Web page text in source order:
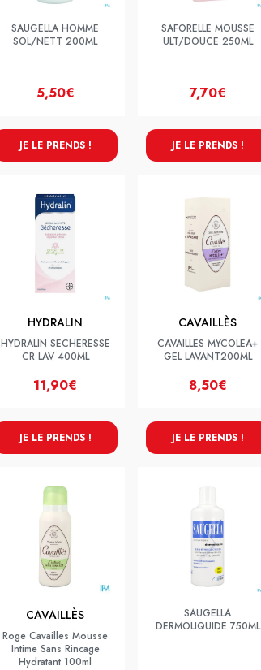
SAUGELLA HOMME
SOL/NETT 200ML
5,50€
JE LE PRENDS !
SAFORELLE MOUSSE
ULT/DOUCE 250ML
7,70€
JE LE PRENDS !
HYDRALIN
HYDRALIN SECHERESSE
CR LAV 400ML
11,90€
JE LE PRENDS !
CAVAILLÈS
CAVAILLES MYCOLEA+
GEL LAVANT200ML
8,50€
JE LE PRENDS !
CAVAILLÈS
Roge Cavailles Mousse
Intime Sans Rincage
Hydratant 100ml
SAUGELLA
DERMOLIQUIDE 750ML